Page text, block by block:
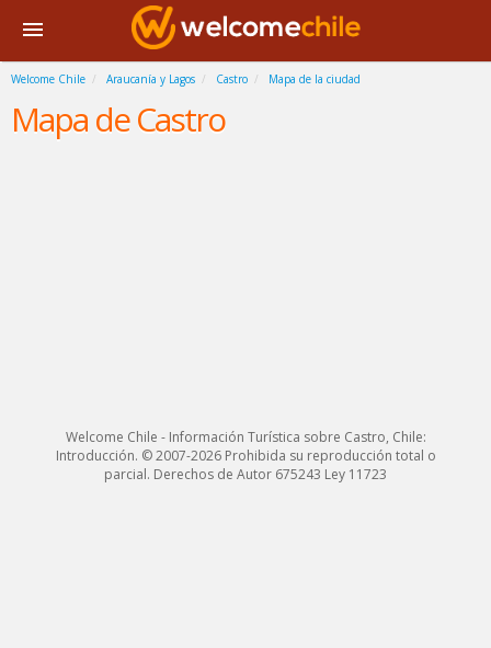
Welcome Chile Araucanía y Lagos Castro Mapa de la ciudad
Mapa de Castro
Welcome Chile - Información Turística sobre Castro, Chile:
Introducción. © 2007-2026 Prohibida su reproducción total o
parcial. Derechos de Autor 675243 Ley 11723